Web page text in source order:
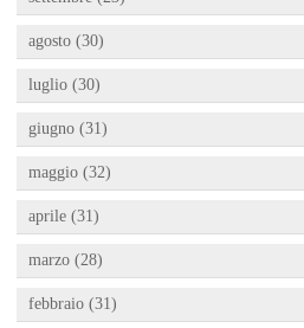
agosto (30)
luglio (30)
giugno (31)
maggio (32)
aprile (31)
marzo (28)
febbraio (31)